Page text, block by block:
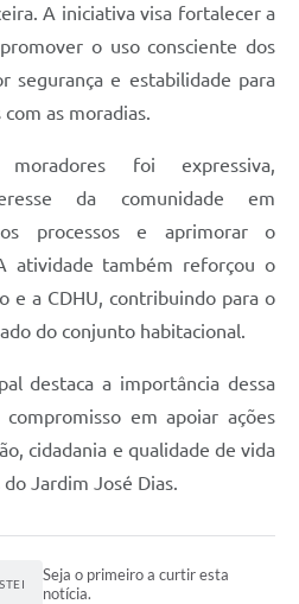
A iniciativa visa fortalecer a
o uso consciente dos
segurança e estabilidade para
as moradias.
foi expressiva,
da comunidade em
processos e aprimorar o
atividade também reforçou o
e a CDHU, contribuindo para o
do conjunto habitacional.
destaca a importância dessa
em apoiar ações
cidadania e qualidade de vida
Jardim José Dias.
Seja o primeiro a curtir esta
notícia.